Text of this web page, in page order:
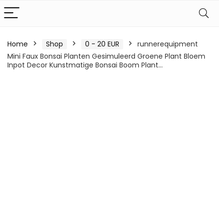
Home Shop 0 - 20 EUR
runnerequipment
Mini Faux Bonsai Planten Gesimuleerd Groene Plant Bloem
Inpot Decor Kunstmatige Bonsai Boom Plant…